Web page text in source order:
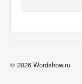
© 2026 Wordshow.ru